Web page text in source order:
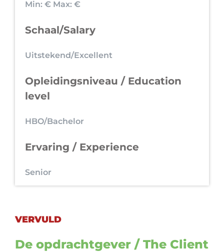
Min: € Max: €
Schaal/Salary
Uitstekend/Excellent
Opleidingsniveau / Education
level
HBO/Bachelor
Ervaring / Experience
Senior
VERVULD
De opdrachtgever / The Client